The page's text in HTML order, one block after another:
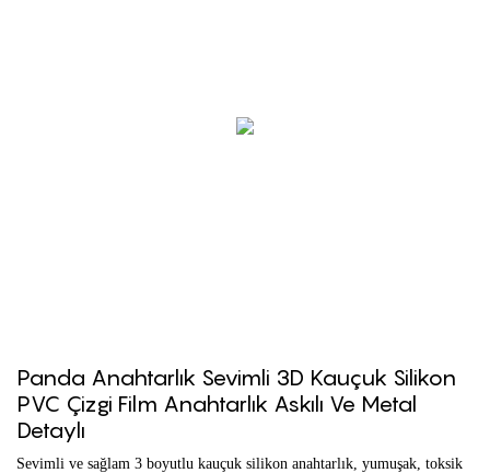
Panda Anahtarlık Sevimli 3D Kauçuk Silikon
PVC Çizgi Film Anahtarlık Askılı Ve Metal
Detaylı
Sevimli ve sağlam 3 boyutlu kauçuk silikon anahtarlık, yumuşak, toksik